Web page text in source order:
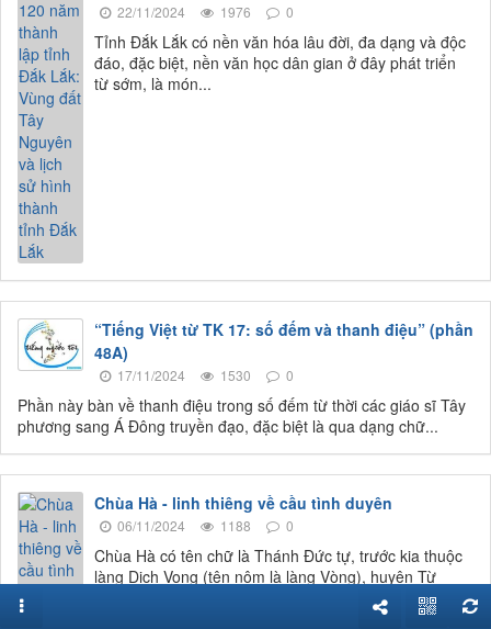
22/11/2024 1976 0
Tỉnh Đắk Lắk có nền văn hóa lâu đời, đa dạng và độc
đáo, đặc biệt, nền văn học dân gian ở đây phát triển
từ sớm, là món...
“Tiếng Việt từ TK 17: số đếm và thanh điệu” (phần
48A)
17/11/2024 1530 0
Phần này bàn về thanh điệu trong số đếm từ thời các giáo sĩ Tây
phương sang Á Đông truyền đạo, đặc biệt là qua dạng chữ...
Chùa Hà - linh thiêng về cầu tình duyên
06/11/2024 1188 0
Chùa Hà có tên chữ là Thánh Đức tự, trước kia thuộc
làng Dịch Vọng (tên nôm là làng Vòng), huyện Từ